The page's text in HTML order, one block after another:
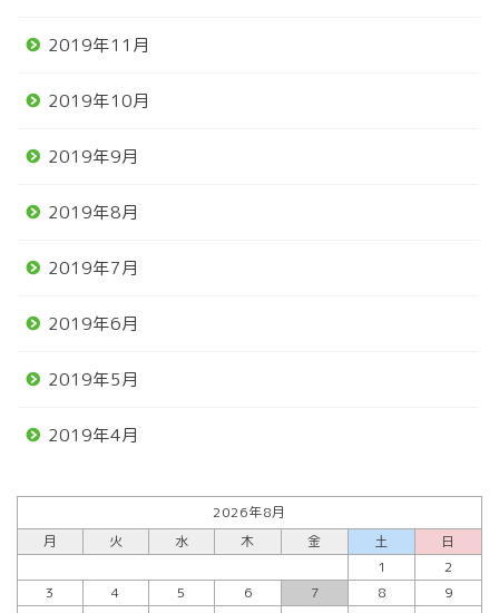
2019年11月
2019年10月
2019年9月
2019年8月
2019年7月
2019年6月
2019年5月
2019年4月
2026年8月
月
火 水 木 金 土
日
1
2
3
4 5 6 7 8
9